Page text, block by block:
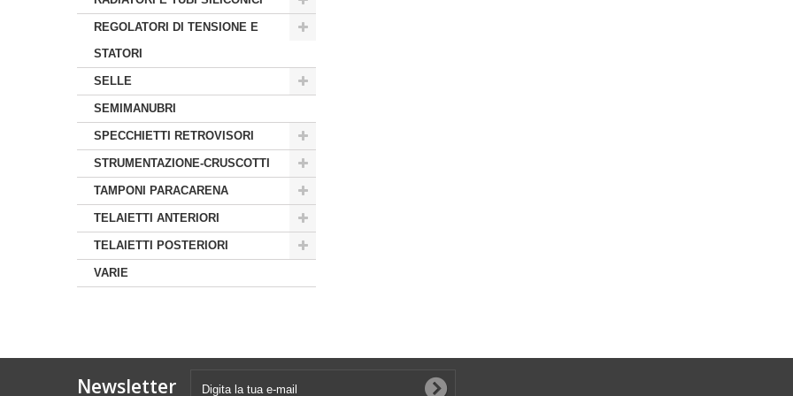
REGOLATORI DI TENSIONE E
STATORI
SELLE
SEMIMANUBRI
SPECCHIETTI RETROVISORI
STRUMENTAZIONE-CRUSCOTTI
TAMPONI PARACARENA
TELAIETTI ANTERIORI
TELAIETTI POSTERIORI
VARIE
Newsletter